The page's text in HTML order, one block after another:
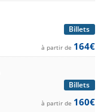
Billets
à partir de 164€
Billets
à partir de 160€